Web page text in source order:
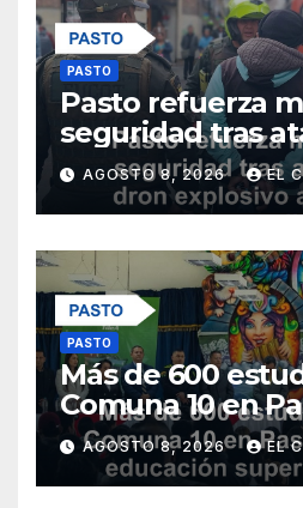
PASTO
Pasto refuerza
seguridad tras
dron explosivo a
Metropolitana
AGOSTO 8, 2026 EL
PASTO
Más de 600
Comuna 10 en
a educación
con nuevos
AGOSTO 8, 2026 EL